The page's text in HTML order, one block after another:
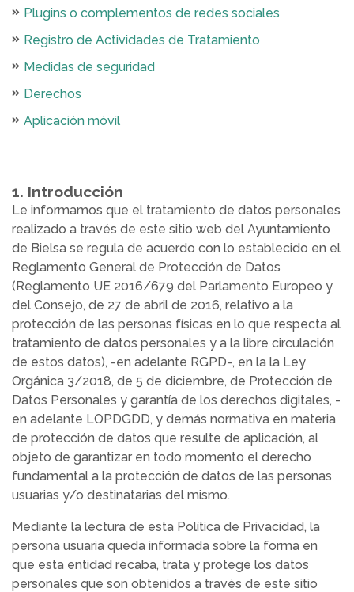
Plugins o complementos de redes sociales
Registro de Actividades de Tratamiento
Medidas de seguridad
Derechos
Aplicación móvil
1. Introducción
Le informamos que el tratamiento de datos personales
realizado a través de este sitio web del Ayuntamiento
de Bielsa se regula de acuerdo con lo establecido en el
Reglamento General de Protección de Datos
(Reglamento UE 2016/679 del Parlamento Europeo y
del Consejo, de 27 de abril de 2016, relativo a la
protección de las personas físicas en lo que respecta al
tratamiento de datos personales y a la libre circulación
de estos datos), -en adelante RGPD-, en la la Ley
Orgánica 3/2018, de 5 de diciembre, de Protección de
Datos Personales y garantía de los derechos digitales, -
en adelante LOPDGDD, y demás normativa en materia
de protección de datos que resulte de aplicación, al
objeto de garantizar en todo momento el derecho
fundamental a la protección de datos de las personas
usuarias y/o destinatarias del mismo.
Mediante la lectura de esta Política de Privacidad, la
persona usuaria queda informada sobre la forma en
que esta entidad recaba, trata y protege los datos
personales que son obtenidos a través de este sitio